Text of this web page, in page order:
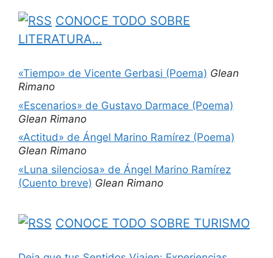
CONOCE TODO SOBRE
LITERATURA…
«Tiempo» de Vicente Gerbasi (Poema) Glean
Rimano
«Escenarios» de Gustavo Darmace (Poema)
Glean Rimano
«Actitud» de Ángel Marino Ramírez (Poema)
Glean Rimano
«Luna silenciosa» de Ángel Marino Ramírez
(Cuento breve) Glean Rimano
CONOCE TODO SOBRE TURISMO